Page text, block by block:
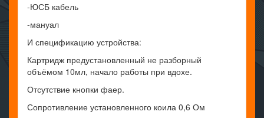
-ЮСБ кабель
-мануал
И спецификацию устройства:
Картридж предустановленный не разборный
объёмом 10мл, начало работы при вдохе.
Отсутствие кнопки фаер.
Сопротивление установленного коила 0,6 Ом